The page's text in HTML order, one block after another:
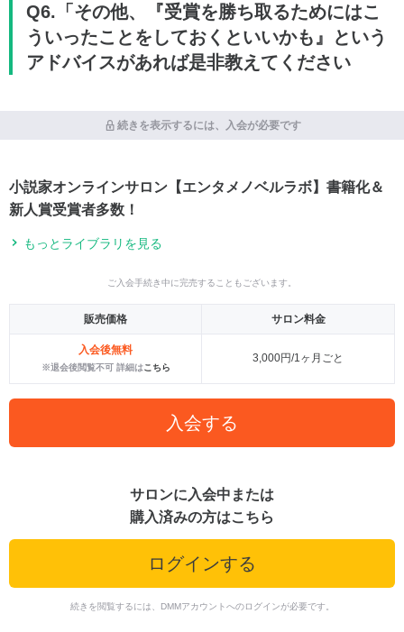
Q6.「その他、『受賞を勝ち取るためにはこ
ういったことをしておくといいかも』という
アドバイスがあれば是非教えてください
続きを表示するには、入会が必要です
小説家オンラインサロン【エンタメノベルラボ】書籍化＆
新人賞受賞者多数！
もっとライブラリを見る
ご入会手続き中に完売することもございます。
販売価格 サロン料金
入会後無料
※退会後閲覧不可 詳細はこちら
3,000円/1ヶ月ごと
入会する
サロンに入会中または
購入済みの方はこちら
ログインする
続きを閲覧するには、DMMアカウントへのログインが必要です。